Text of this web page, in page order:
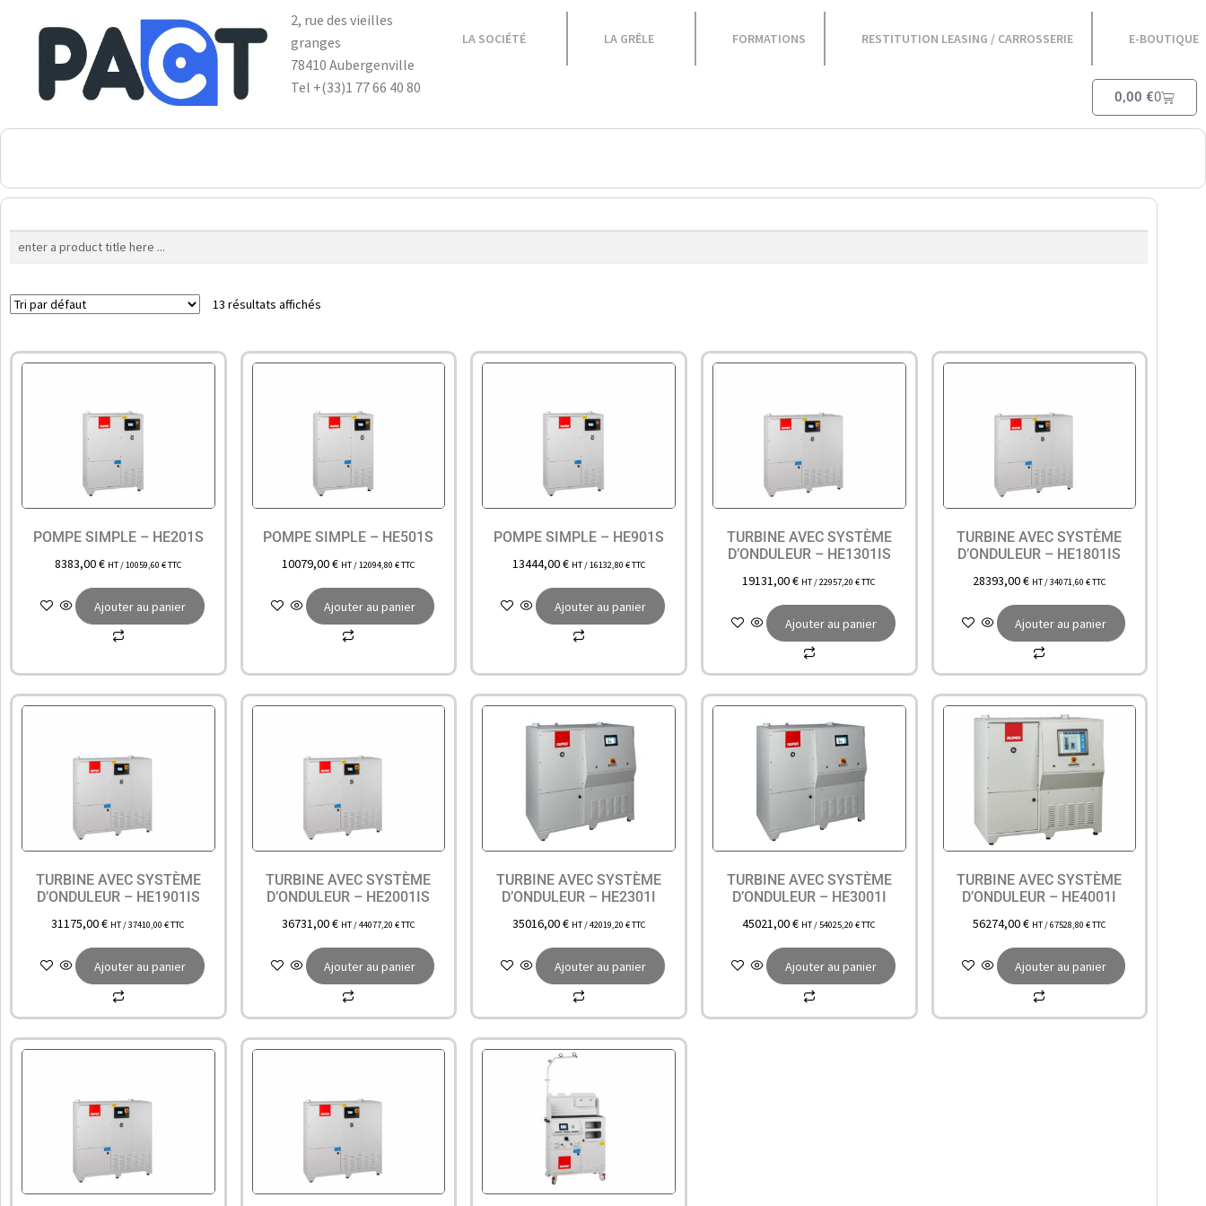
2, rue des vieilles
granges
78410 Aubergenville
Tel +(33)1 77 66 40 80
LA SOCIÉTÉ LA GRÊLE FORMATIONS RESTITUTION LEASING / CARROSSERIE E-BOUTIQUE
0,00 €0
13 résultats affichés
POMPE SIMPLE – HE201S
8383,00€ HT /10059,60 €TTC
Ajouter au panier
POMPE SIMPLE – HE501S
10079,00€ HT /12094,80 €TTC
Ajouter au panier
POMPE SIMPLE – HE901S
13444,00€ HT /16132,80 €TTC
Ajouter au panier
TURBINE AVEC SYSTÈME
D’ONDULEUR – HE1301IS
19131,00€ HT /22957,20€TTC
Ajouter au panier
TURBINE AVEC SYSTÈME
D’ONDULEUR – HE1801IS
28393,00€ HT /34071,60 €TTC
Ajouter au panier
TURBINE AVEC SYSTÈME
D’ONDULEUR – HE1901IS
31175,00€ HT /37410,00€TTC
Ajouter au panier
TURBINE AVEC SYSTÈME
D’ONDULEUR – HE2001IS
36731,00€ HT /44077,20 €TTC
Ajouter au panier
TURBINE AVEC SYSTÈME
D’ONDULEUR – HE2301I
35016,00€ HT /42019,20 €TTC
Ajouter au panier
TURBINE AVEC SYSTÈME
D’ONDULEUR – HE3001I
45021,00€ HT /54025,20€TTC
Ajouter au panier
TURBINE AVEC SYSTÈME
D’ONDULEUR – HE4001I
56274,00€ HT /67528,80 €TTC
Ajouter au panier